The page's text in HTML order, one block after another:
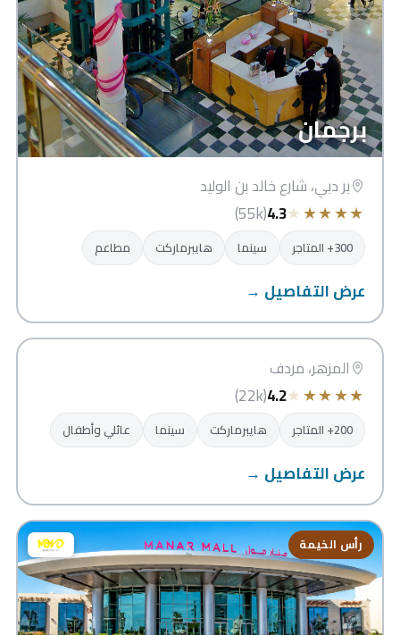
برجمان
بر دبي، شارع خالد بن الوليد
★
★
★
★
★
4.3
(55k)
300+ المتاجر سينما هايبرماركت مطاعم
عرض التفاصيل →
دبي
العربي سنتر
المزهر، مردف
★
★
★
★
★
4.2
(22k)
200+ المتاجر هايبرماركت سينما عائلي وأطفال
عرض التفاصيل →
رأس الخيمة